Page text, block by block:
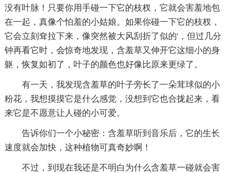
没有叶脉！只要你用手碰一下它的枝杈，它就会害羞地包
在一起，真像个怕羞的小姑娘。如果你碰一下它的枝杈，
它会立刻耷拉下来，像突然被大风刮折了似的'，但过几分
钟再看它时，会惊奇地发现，含羞草又伸开它这细小的身
躯，恢复如初了，叶子的颜色也好像比原来更绿了。
有一天，我发现含羞草的叶子旁长了一朵茸球似的小
粉花，我想摸摸它是什么感觉，没想到它也合拢起来，看
来它是不愿意让人碰的小可爱。
告诉你们一个小秘密：含羞草听到音乐后，它的生长
速度就会加快，这种植物可真奇妙啊！
不过，到现在我还是不明白为什么含羞草一碰就会害